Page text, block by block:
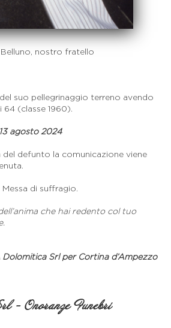
Belluno, nostro fratello
suo pellegrinaggio terreno avendo
64 (classe 1960).
agosto 2024
del defunto la comunicazione viene
Messa di suffragio.
che hai redento col tuo
Srl per Cortina d’Ampezzo
- Onoranze Funebri